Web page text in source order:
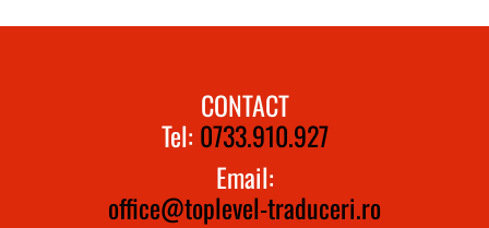
CONTACT
Tel: 0733.910.927
Email:
office@toplevel-traduceri.ro